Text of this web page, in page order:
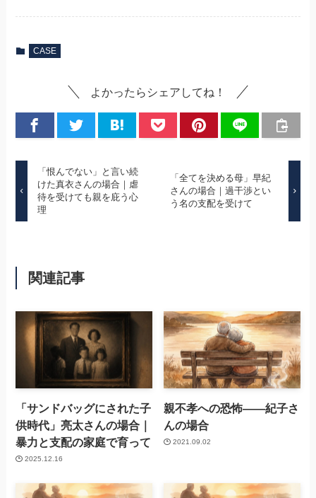
CASE
よかったらシェアしてね！
「恨んでない」と言い続
けた真衣さんの場合｜虐
待を受けても親を庇う心
理
「全てを決める母」早紀
さんの場合｜過干渉とい
う名の支配を受けて
関連記事
「サンドバッグにされた子
供時代」亮太さんの場合｜
暴力と支配の家庭で育って
2025.12.16
親不孝への恐怖——紀子さ
んの場合
2021.09.02